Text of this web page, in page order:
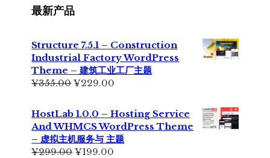
最新产品
Structure 7.5.1 – Construction
Industrial Factory WordPress
Theme – 建筑工业工厂主题
¥355.00原
为：
¥355.00。
¥229.00
格
为：
¥229.00。
HostLab 1.0.0 – Hosting Service
And WHMCS WordPress Theme
– 虚拟主机服务与 主题
¥299.00原
¥199.00